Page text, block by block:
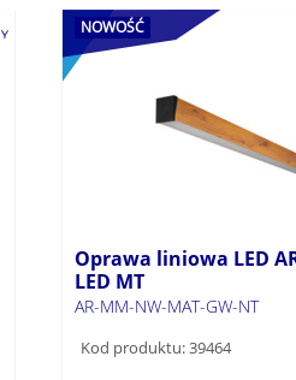
NOWOŚĆ
Oprawa liniowa LED
LED MT
AR-MM-NW-MAT-GW-NT
Kod produktu: 39464